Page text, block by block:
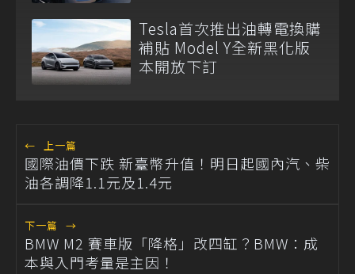
Tesla首次推出油轉電換購
補貼 Model Y全新黑化版
本開放下訂
← 上一篇
國際油價下跌 新臺幣升值！明日起國內汽、柴
油各調降1.1元及1.4元
下一篇 →
BMW M2 賽車版「降格」改四缸？BMW：成
本與入門考量是主因！